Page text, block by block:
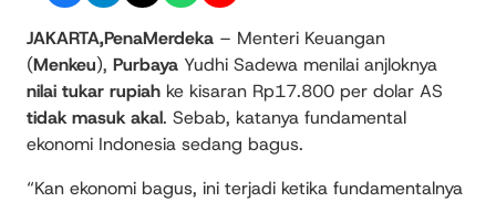
JAKARTA,PenaMerdeka – Menteri Keuangan
(Menkeu), Purbaya Yudhi Sadewa menilai anjloknya
nilai tukar rupiah ke kisaran Rp17.800 per dolar AS
tidak masuk akal. Sebab, katanya fundamental
ekonomi Indonesia sedang bagus.
“Kan ekonomi bagus, ini terjadi ketika fundamentalnya